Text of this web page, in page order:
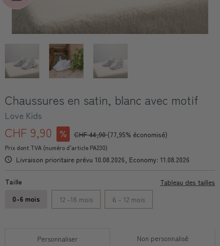
Chaussures en satin, blanc avec motif
Love Kids
CHF 9,90 CHF 44,90(77,95% économisé)
Prix dont TVA (numéro d’article PA230)
Livraison prioritaire prévu 10.08.2026, Economy: 11.08.2026
Tableau des tailles
Taille
0-6 mois
12 -18 mois 6 - 12 mois
Personnaliser
Non personnalisé